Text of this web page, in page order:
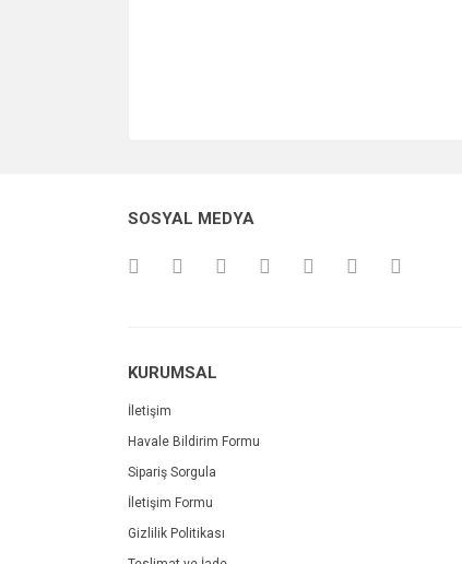
SOSYAL MEDYA
KURUMSAL
İletişim
Havale Bildirim Formu
Sipariş Sorgula
İletişim Formu
Gizlilik Politikası